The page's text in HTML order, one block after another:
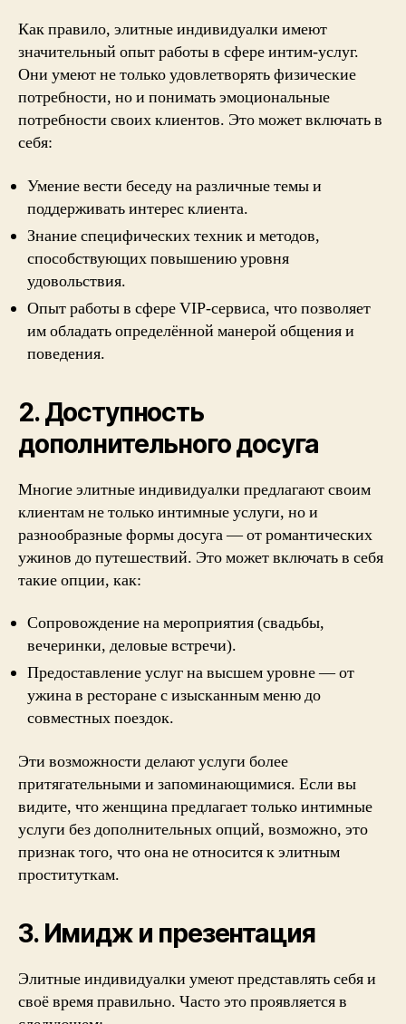
Как правило, элитные индивидуалки имеют
значительный опыт работы в сфере интим-услуг.
Они умеют не только удовлетворять физические
потребности, но и понимать эмоциональные
потребности своих клиентов. Это может включать в
себя:
Умение вести беседу на различные темы и
поддерживать интерес клиента.
Знание специфических техник и методов,
способствующих повышению уровня
удовольствия.
Опыт работы в сфере VIP-сервиса, что позволяет
им обладать определённой манерой общения и
поведения.
2. Доступность
дополнительного досуга
Многие элитные индивидуалки предлагают своим
клиентам не только интимные услуги, но и
разнообразные формы досуга — от романтических
ужинов до путешествий. Это может включать в себя
такие опции, как:
Сопровождение на мероприятия (свадьбы,
вечеринки, деловые встречи).
Предоставление услуг на высшем уровне — от
ужина в ресторане с изысканным меню до
совместных поездок.
Эти возможности делают услуги более
притягательными и запоминающимися. Если вы
видите, что женщина предлагает только интимные
услуги без дополнительных опций, возможно, это
признак того, что она не относится к элитным
проституткам.
3. Имидж и презентация
Элитные индивидуалки умеют представлять себя и
своё время правильно. Часто это проявляется в